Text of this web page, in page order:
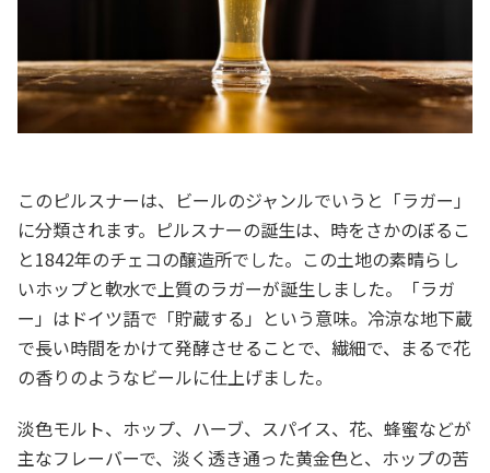
このピルスナーは、ビールのジャンルでいうと「ラガー」
に分類されます。ピルスナーの誕生は、時をさかのぼるこ
と1842年のチェコの醸造所でした。この土地の素晴らし
いホップと軟水で上質のラガーが誕生しました。「ラガ
ー」はドイツ語で「貯蔵する」という意味。冷涼な地下蔵
で長い時間をかけて発酵させることで、繊細で、まるで花
の香りのようなビールに仕上げました。
淡色モルト、ホップ、ハーブ、スパイス、花、蜂蜜などが
主なフレーバーで、淡く透き通った黄金色と、ホップの苦